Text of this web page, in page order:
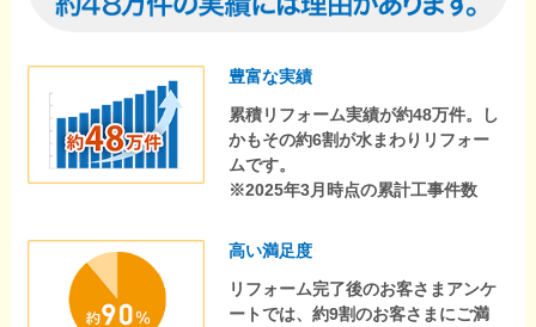
豊富な実績
累積リフォーム実績が約48万件。し
かもその約6割が水まわりリフォー
ムです。
※2025年3月時点の累計工事件数
高い満足度
リフォーム完了後のお客さまアンケ
ートでは、約9割のお客さまにご満